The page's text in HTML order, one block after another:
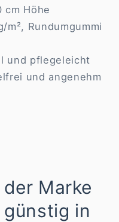
cm Höhe
Rundumgummi
und pflegeleicht
und angenehm
Marke
günstig in